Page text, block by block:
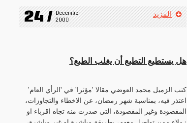
24 / December
2000
المزيد
هل يستطيع التطبع أن يغلب الطبع؟
كتب الزميل محمد العوضي مقالا 'مؤثرا' في 'الرأي العام'
اعتذر فيه، بمناسبة شهر رمضان، عن الاخطاء والتجاوزات،
المقصودة وغير المقصودة، التي صدرت منه تجاه اقرباء او